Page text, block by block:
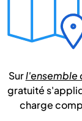
Surl'ensemble
gratuité
charge